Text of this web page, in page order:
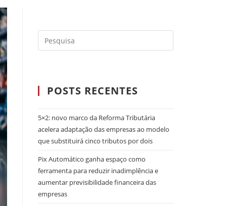
POSTS RECENTES
5×2: novo marco da Reforma Tributária
acelera adaptação das empresas ao modelo
que substituirá cinco tributos por dois
Pix Automático ganha espaço como
ferramenta para reduzir inadimplência e
aumentar previsibilidade financeira das
empresas